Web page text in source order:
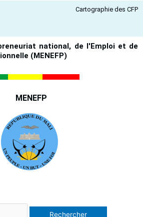
Cartographie des CFP
national, de l'Emploi et de
(MENEFP)
MENEFP